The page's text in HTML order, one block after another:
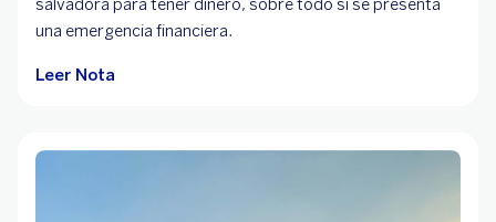
salvadora para tener dinero, sobre todo si se presenta
una emergencia financiera.
Leer Nota